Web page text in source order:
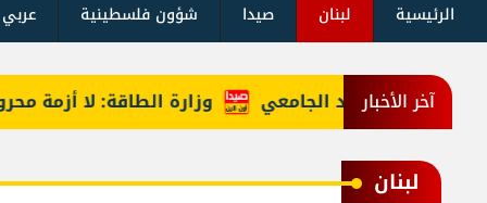
الرئيسية لبنان صيدا شؤون فلسطينية
آخر الأخبار وزارة الطاقة: لا أزمة
لبنان